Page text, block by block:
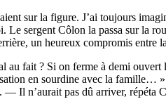
sur la figure. J’ai toujours
Le sergent Côlon la passa sur
un heureux compromis entre
au fait ? Si on ferme à demi
en sourdine avec la famille…
Il n’aurait pas dû arriver,